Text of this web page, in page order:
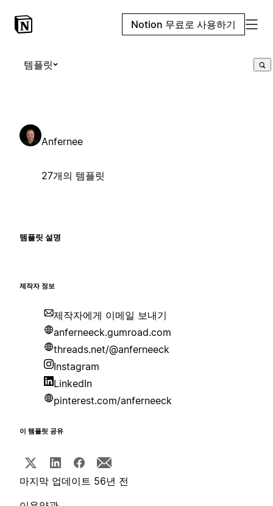
Notion 무료로 사용하기
템플릿
Anfernee
27개의 템플릿
템플릿 설명
제작자 정보
제작자에게 이메일 보내기
anferneeck.gumroad.com
threads.net/@anferneeck
Instagram
LinkedIn
pinterest.com/anferneeck
이 템플릿 공유
마지막 업데이트 56년 전